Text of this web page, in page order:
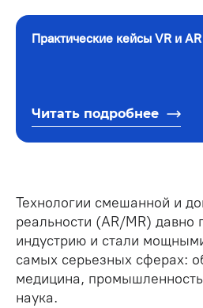
Практические кейсы VR и AR
Читать подробнее
Технологии смешанной и
реальности (AR/MR) давно
индустрию и стали
самых серьезных сферах:
медицина,
наука.